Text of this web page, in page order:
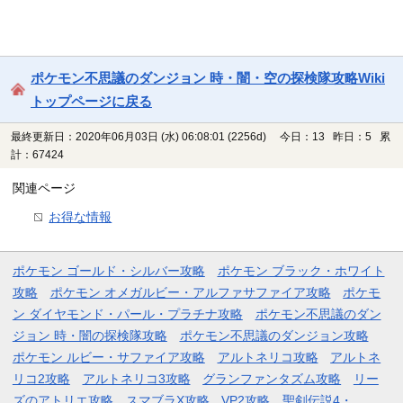
ポケモン不思議のダンジョン 時・闇・空の探検隊攻略Wiki
トップページに戻る
最終更新日：2020年06月03日 (水) 06:08:01 (2256d)
今日：13 昨日：5 累
計：67424
関連ページ
お得な情報
ポケモン ゴールド・シルバー攻略
ポケモン ブラック・ホワイト
攻略
ポケモン オメガルビー・アルファサファイア攻略
ポケモ
ン ダイヤモンド・パール・プラチナ攻略
ポケモン不思議のダン
ジョン 時・闇の探検隊攻略
ポケモン不思議のダンジョン攻略
ポケモン ルビー・サファイア攻略
アルトネリコ攻略
アルトネ
リコ2攻略
アルトネリコ3攻略 グランファンタズム攻略
リー